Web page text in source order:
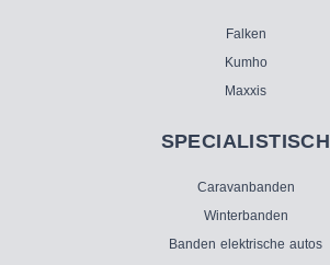
Falken
Kumho
Maxxis
SPECIALISTISCH
Caravanbanden
Winterbanden
Banden elektrische autos